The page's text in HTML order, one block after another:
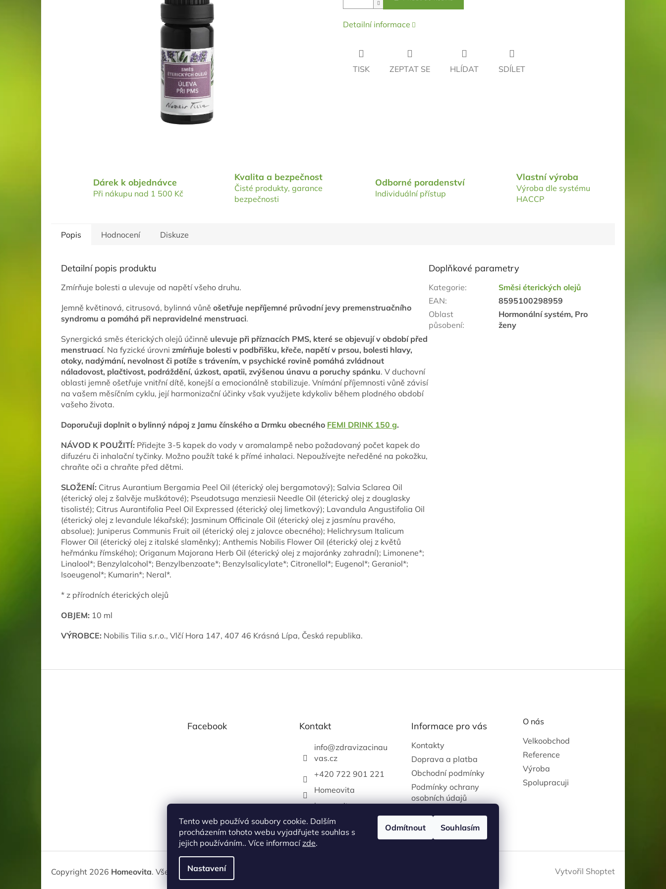
Tento web používá soubory cookie. Dalším
procházením tohoto webu vyjadřujete souhlas s
jejich používáním.. Více informacízde.
Nastavení
Odmítnout Souhlasím
Detailní informace
TISK ZEPTAT SE HLÍDAT SDÍLET
Dárek k objednávce
Při nákupu nad 1 500 Kč
Kvalita a bezpečnost
Čisté produkty, garance
bezpečnosti
Odborné poradenství
Individuální přístup
Vlastní výroba
Výroba dle systému
HACCP
Popis Hodnocení Diskuze
Detailní popis produktu
Zmírňuje bolesti a ulevuje od napětí všeho druhu.
Jemně květinová, citrusová, bylinná vůně ošetřuje nepříjemné průvodní jevy premenstruačního
syndromu a pomáhá při nepravidelné menstruaci.
Synergická směs éterických olejů účinně ulevuje při příznacích PMS, které se objevují v období před
menstruací. Na fyzické úrovni zmírňuje bolesti v podbřišku, křeče, napětí v prsou, bolesti hlavy,
otoky, nadýmání, nevolnost či potíže s trávením, v psychické rovině pomáhá zvládnout
náladovost, plačtivost, podráždění, úzkost, apatii, zvýšenou únavu a poruchy spánku. V duchovní
oblasti jemně ošetřuje vnitřní dítě, konejší a emocionálně stabilizuje. Vnímání příjemnosti vůně závisí
na vašem měsíčním cyklu, její harmonizační účinky však využijete kdykoliv během plodného období
vašeho života.
Doporučuji doplnit o bylinný nápoj z Jamu čínského a Drmku obecného FEMI DRINK 150 g.
NÁVOD K POUŽITÍ: Přidejte 3-5 kapek do vody v aromalampě nebo požadovaný počet kapek do
difuzéru či inhalační tyčinky. Možno použít také k přímé inhalaci. Nepoužívejte neředěné na pokožku,
chraňte oči a chraňte před dětmi.
SLOŽENÍ: Citrus Aurantium Bergamia Peel Oil (éterický olej bergamotový); Salvia Sclarea Oil
(éterický olej z šalvěje muškátové); Pseudotsuga menziesii Needle Oil (éterický olej z douglasky
tisolisté); Citrus Aurantifolia Peel Oil Expressed (éterický olej limetkový); Lavandula Angustifolia Oil
(éterický olej z levandule lékařské); Jasminum Officinale Oil (éterický olej z jasmínu pravého,
absolue); Juniperus Communis Fruit oil (éterický olej z jalovce obecného); Helichrysum Italicum
Flower Oil (éterický olej z italské slaměnky); Anthemis Nobilis Flower Oil (éterický olej z květů
heřmánku římského); Origanum Majorana Herb Oil (éterický olej z majoránky zahradní); Limonene*;
Linalool*; Benzylalcohol*; Benzylbenzoate*; Benzylsalicylate*; Citronellol*; Eugenol*; Geraniol*;
Isoeugenol*; Kumarin*; Neral*.
* z přírodních éterických olejů
OBJEM: 10 ml
VÝROBCE: Nobilis Tilia s.r.o., Vlčí Hora 147, 407 46 Krásná Lípa, Česká republika.
Doplňkové parametry
Kategorie:
Směsi éterických olejů
EAN:
8595100298959
Oblast
působení:
Hormonální systém, Pro
ženy
Facebook Kontakt
info@zdravizacinau
vas.cz
+420 722 901 221
Homeovita
homeovitacz
katerina.vejrychova
+420722901221
Informace pro vás
Kontakty
Doprava a platba
Obchodní podmínky
Podmínky ochrany
osobních údajů
O nás
Velkoobchod
Reference
Výroba
Spolupracuji
Vytvořil Shoptet
Copyright 2026 Homeovita. Všechna práva vyhrazena.